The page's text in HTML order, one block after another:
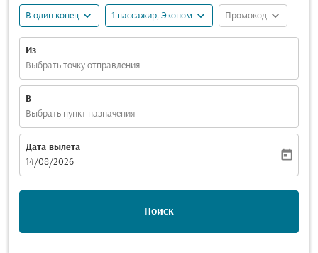
В один конец expand_more 1 пассажир, Эконом expand_more Промокод expand_more
Из
Выбрать точку отправления
В
Выбрать пункт назначения
Дата вылета
fc-booking-departure-date-aria-label
14/08/2026
today
Поиск